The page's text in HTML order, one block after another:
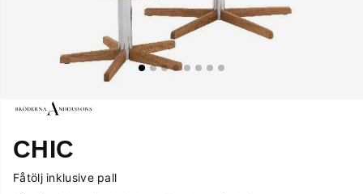
CHIC
Fåtölj inklusive pall